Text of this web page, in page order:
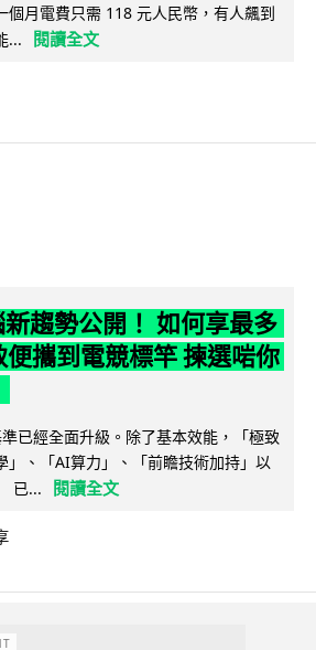
個月電費只需 118 元人民幣，有人飆到
...
閱讀全文
趨勢公開！ 如何享最多
攜到電競標竿 揀選啱你
已經全面升級。除了基本效能，「極致
」、「AI算力」、「前瞻技術加持」以
已...
閱讀全文